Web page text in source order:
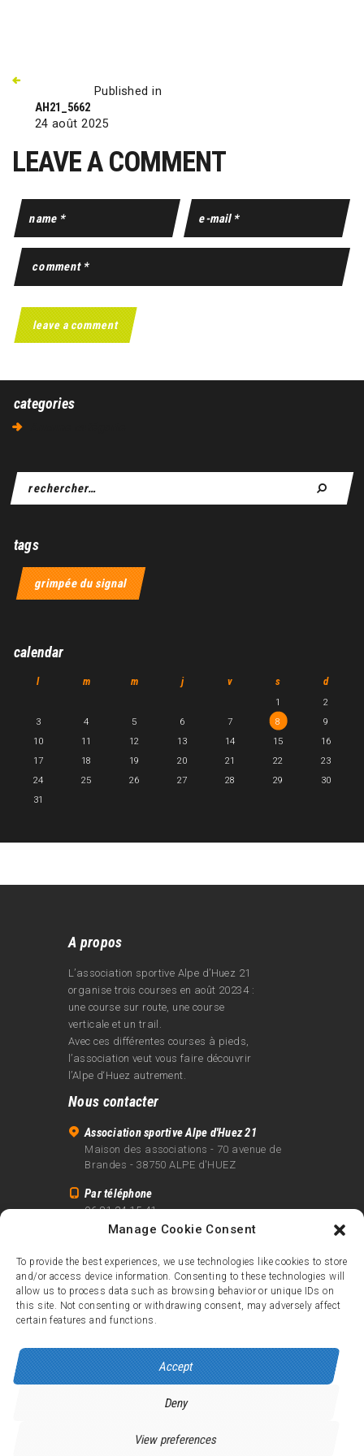
Manage Cookie Consent
To provide the best experiences, we use technologies like cookies to store
and/or access device information. Consenting to these technologies will
allow us to process data such as browsing behavior or unique IDs on
this site. Not consenting or withdrawing consent, may adversely affect
certain features and functions.
Accept
Deny
View preferences
Published in
AH21_5662
24 août 2025
LEAVE A COMMENT
categories
tags
grimpée du signal
calendar
l m m j v s d
1
2
3
4 5 6 7 8
9
10
11 12 13 14 15
16
17
18 19 20 21 22
23
24
25 26 27 28 29
30
31
A propos
L’association sportive Alpe d’Huez 21
organise trois courses en août 20234 :
une course sur route, une course
verticale et un trail.
Avec ces différentes courses à pieds,
l’association veut vous faire découvrir
l’Alpe d‘Huez autrement.
Nous contacter
Association sportive Alpe d'Huez 21
Maison des associations - 70 avenue de
Brandes - 38750 ALPE d'HUEZ
Par téléphone
06 81 24 15 41
info@alpe21.fr
Mentions légales
Contact
crédits